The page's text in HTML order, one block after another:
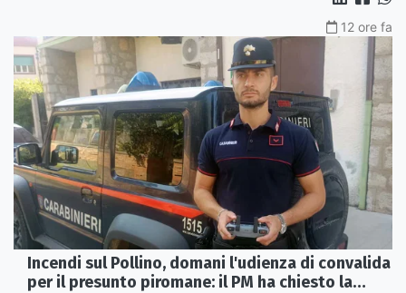
12 ore fa
Incendi sul Pollino, domani l'udienza di convalida
per il presunto piromane: il PM ha chiesto la